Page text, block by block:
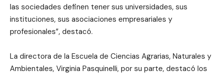
las sociedades definen tener sus universidades, sus
instituciones, sus asociaciones empresariales y
profesionales”, destacó.
La directora de la Escuela de Ciencias Agrarias, Naturales y
Ambientales, Virginia Pasquinelli, por su parte, destacó los